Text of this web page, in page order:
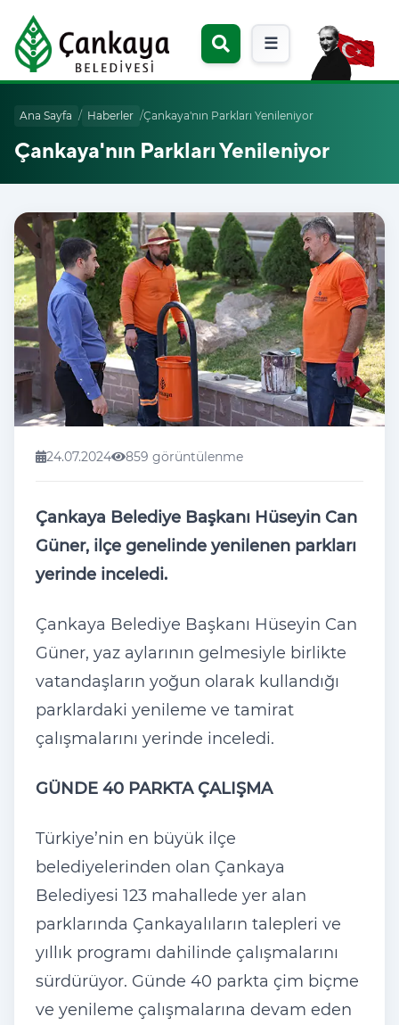
☰
Ana Sayfa / Haberler /Çankaya'nın Parkları Yenileniyor
Çankaya'nın Parkları Yenileniyor
24.07.2024 859 görüntülenme
Çankaya Belediye Başkanı Hüseyin Can
Güner, ilçe genelinde yenilenen parkları
yerinde inceledi.
Çankaya Belediye Başkanı Hüseyin Can
Güner, yaz aylarının gelmesiyle birlikte
vatandaşların yoğun olarak kullandığı
parklardaki yenileme ve tamirat
çalışmalarını yerinde inceledi.
GÜNDE 40 PARKTA ÇALIŞMA
Türkiye’nin en büyük ilçe
belediyelerinden olan Çankaya
Belediyesi 123 mahallede yer alan
parklarında Çankayalıların talepleri ve
yıllık programı dahilinde çalışmalarını
sürdürüyor. Günde 40 parkta çim biçme
ve yenileme çalışmalarına devam eden